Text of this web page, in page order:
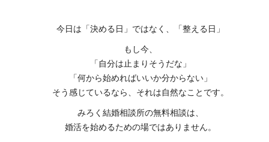
今日は「決める日」ではなく、「整える日」
もし今、
「自分は止まりそうだな」
「何から始めればいいか分からない」
そう感じているなら、それは自然なことです。
みろく結婚相談所の無料相談は、
婚活を始めるための場ではありません。